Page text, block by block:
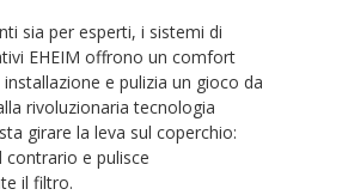
sia per esperti, i sistemi di
EHEIM offrono un comfort
installazione e pulizia un gioco da
rivoluzionaria tecnologia
girare la leva sul coperchio:
contrario e pulisce
il filtro.